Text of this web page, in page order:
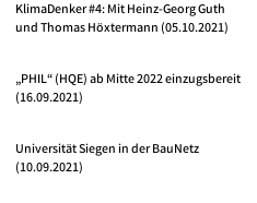
KlimaDenker #4: Mit Heinz-Georg Guth
und Thomas Höxtermann (05.10.2021)
„PHIL“ (HQE) ab Mitte 2022 einzugsbereit
(16.09.2021)
Universität Siegen in der BauNetz
(10.09.2021)